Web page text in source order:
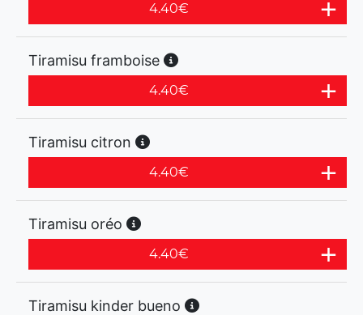
4.40€
Tiramisu framboise
4.40€
Tiramisu citron
4.40€
Tiramisu oréo
4.40€
Tiramisu kinder bueno